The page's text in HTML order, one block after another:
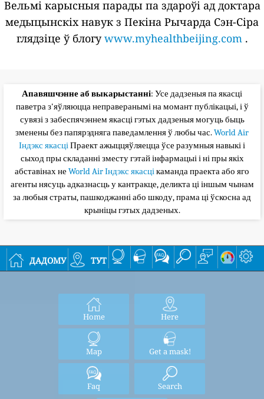
Вельмі карысныя парады па здароўі ад доктара
медыцынскіх навук з Пекіна Рычарда Сэн-Сіра
глядзіце ў блогуwww.myhealthbeijing.com.
Апавяшчэнне аб выкарыстанні: Усе дадзеныя па якасці
паветра з'яўляюцца неправеранымі на момант публікацыі, і ў
сувязі з забеспячэннем якасці гэтых дадзеныя могуць быць
зменены без папярэдняга паведамлення ў любы час.World Air
Індэкс якасціПраект ажыццяўляецца ўсе разумныя навыкі і
сыход пры складанні зместу гэтай інфармацыі і ні пры якіх
абставінах не World Air Індэкс якасцікаманда праекта або яго
агенты нясуць адказнасць у кантракце, деликта ці іншым чынам
за любыя страты, пашкоджанні або шкоду, прама ці ўскосна ад
крыніцы гэтых дадзеных.
дадому тут
Home Here
Map Get a mask!
Faq Search